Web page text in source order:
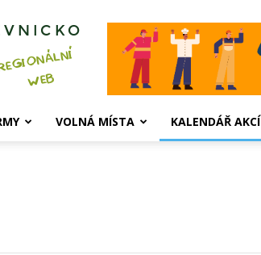
VOLNÁ MÍSTA KALENDÁŘ AKCÍ